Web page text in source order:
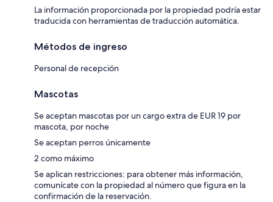
La información proporcionada por la propiedad podría estar
traducida con herramientas de traducción automática.
Métodos de ingreso
Personal de recepción
Mascotas
Se aceptan mascotas por un cargo extra de EUR 19 por
mascota, por noche
Se aceptan perros únicamente
2 como máximo
Se aplican restricciones: para obtener más información,
comunícate con la propiedad al número que figura en la
confirmación de la reservación.